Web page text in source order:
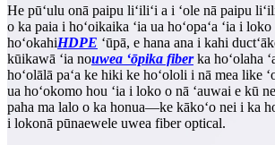
He pūʻulu onā paipu liʻiliʻi a i ʻole nā ​​​​​​paipu
o ka paia i hoʻoikaika ʻia ua hoʻopaʻa ʻia i
hoʻokahiHDPE ʻūpā, e hana ana i kahi duct
kūikawā ʻia nouwea ʻōpika fiber ka hoʻolaha
hoʻolālā paʻa ke hiki ke hoʻololi i nā mea like
ua hoʻokomo hou ʻia i loko o nā ʻauwai e kū
paha ma lalo o ka honua—ke kākoʻo nei i ka
i lokonā pūnaewele uwea fiber optical.